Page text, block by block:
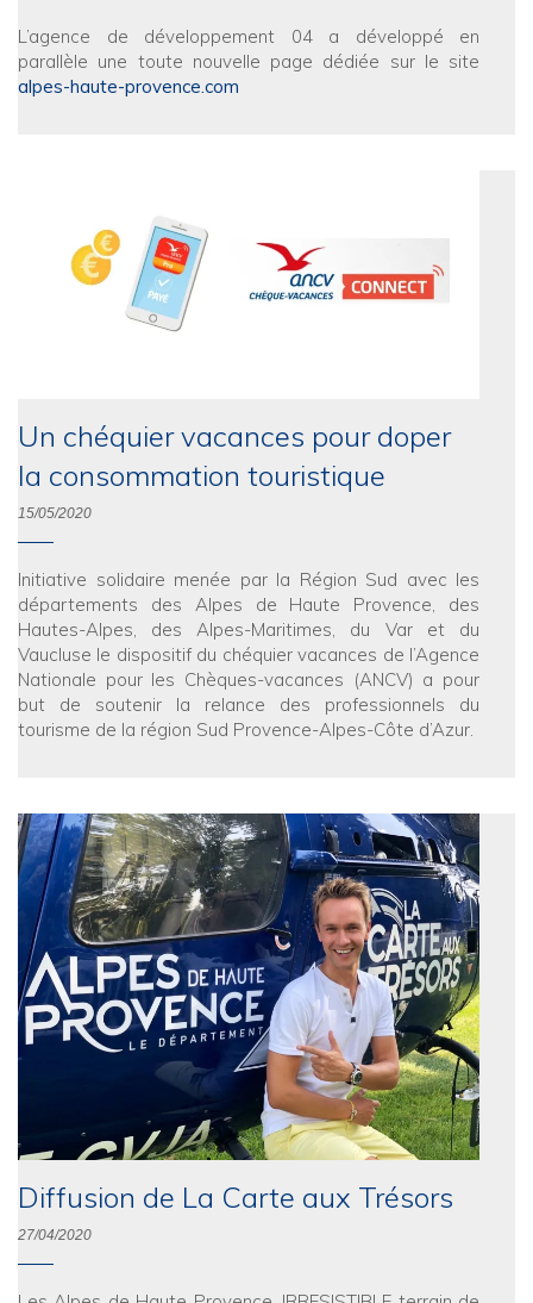
L’agence de développement 04 a développé en
parallèle une toute nouvelle page dédiée sur le site
alpes-haute-provence.com
Un chéquier vacances pour doper
la consommation touristique
15/05/2020
Initiative solidaire menée par la Région Sud avec les
départements des Alpes de Haute Provence, des
Hautes-Alpes, des Alpes-Maritimes, du Var et du
Vaucluse le dispositif du chéquier vacances de l’Agence
Nationale pour les Chèques-vacances (ANCV) a pour
but de soutenir la relance des professionnels du
tourisme de la région Sud Provence-Alpes-Côte d’Azur.
Diffusion de La Carte aux Trésors
27/04/2020